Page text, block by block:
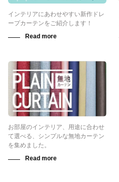
インテリアにあわせやすい新作ドレ
ープカーテンをご紹介します！
お部屋のインテリア、用途に合わせ
て選べる、シンプルな無地カーテン
を集めました。